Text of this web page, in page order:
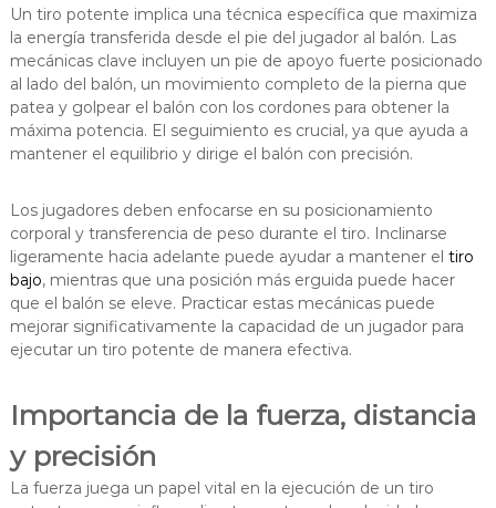
Un tiro potente implica una técnica específica que maximiza
la energía transferida desde el pie del jugador al balón. Las
mecánicas clave incluyen un pie de apoyo fuerte posicionado
al lado del balón, un movimiento completo de la pierna que
patea y golpear el balón con los cordones para obtener la
máxima potencia. El seguimiento es crucial, ya que ayuda a
mantener el equilibrio y dirige el balón con precisión.
Los jugadores deben enfocarse en su posicionamiento
corporal y transferencia de peso durante el tiro. Inclinarse
ligeramente hacia adelante puede ayudar a mantener el tiro
bajo, mientras que una posición más erguida puede hacer
que el balón se eleve. Practicar estas mecánicas puede
mejorar significativamente la capacidad de un jugador para
ejecutar un tiro potente de manera efectiva.
Importancia de la fuerza, distancia
y precisión
La fuerza juega un papel vital en la ejecución de un tiro